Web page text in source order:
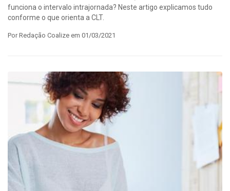
funciona o intervalo intrajornada? Neste artigo explicamos tudo
conforme o que orienta a CLT.
Por Redação Coalize em 01/03/2021